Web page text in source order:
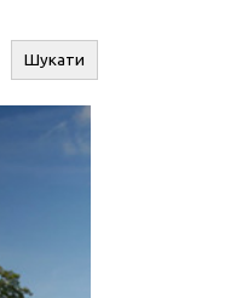
Шукати